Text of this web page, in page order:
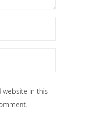
website in this